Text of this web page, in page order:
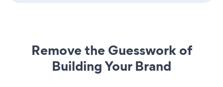
Remove the Guesswork of
Building Your Brand